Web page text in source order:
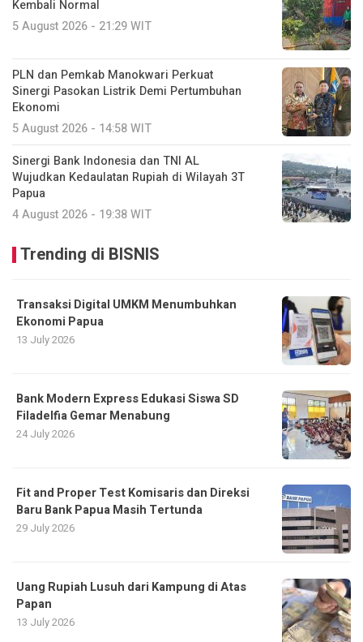
Kembali Normal
5 August 2026 - 21:29 WIT
PLN dan Pemkab Manokwari Perkuat
Sinergi Pasokan Listrik Demi Pertumbuhan
Ekonomi
5 August 2026 - 14:58 WIT
Sinergi Bank Indonesia dan TNI AL
Wujudkan Kedaulatan Rupiah di Wilayah 3T
Papua
4 August 2026 - 19:38 WIT
Trending di BISNIS
Transaksi Digital UMKM Menumbuhkan
Ekonomi Papua
13 July 2026
Bank Modern Express Edukasi Siswa SD
Filadelfia Gemar Menabung
24 July 2026
Fit and Proper Test Komisaris dan Direksi
Baru Bank Papua Masih Tertunda
29 July 2026
Uang Rupiah Lusuh dari Kampung di Atas
Papan
13 July 2026